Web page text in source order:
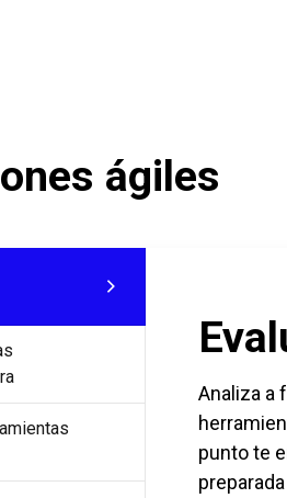
ágiles
Analiza a
punto te